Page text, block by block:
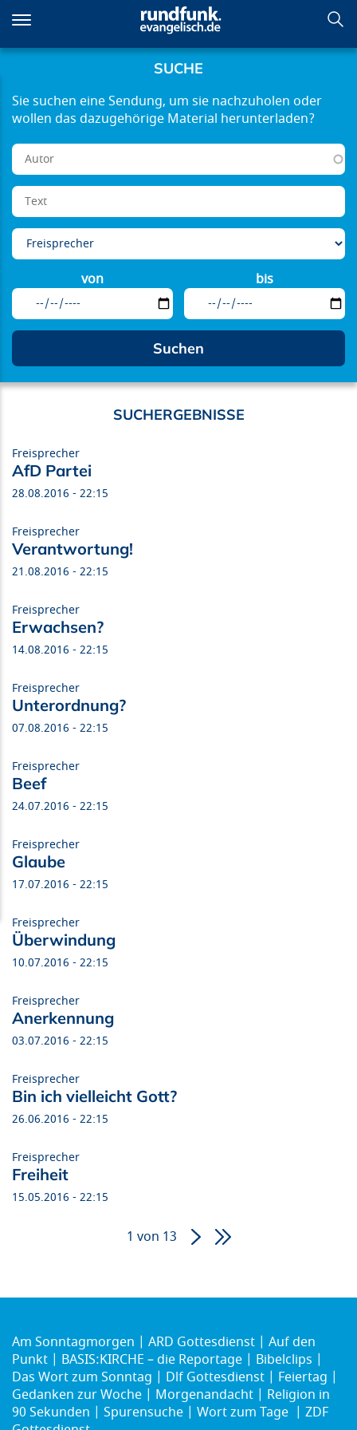
zum
Inhalt
SUCHE
von bis
Freisprecher
AfD Partei
28.08.2016 - 22:15
Freisprecher
Verantwortung!
21.08.2016 - 22:15
Freisprecher
Erwachsen?
14.08.2016 - 22:15
Freisprecher
Unterordnung?
07.08.2016 - 22:15
Freisprecher
Beef
24.07.2016 - 22:15
Freisprecher
Glaube
17.07.2016 - 22:15
Freisprecher
Überwindung
10.07.2016 - 22:15
Freisprecher
Anerkennung
03.07.2016 - 22:15
Freisprecher
Bin ich vielleicht Gott?
26.06.2016 - 22:15
Freisprecher
Freiheit
15.05.2016 - 22:15
1 von 13
Am Sonntagmorgen ARD Gottesdienst
Auf den
Punkt
BASIS:KIRCHE – die Reportage
Bibelclips
Das Wort zum Sonntag
Dlf Gottesdienst
Feiertag
Gedanken zur Woche
Morgenandacht
Religion in
90 Sekunden
Spurensuche Wort zum Tage
ZDF